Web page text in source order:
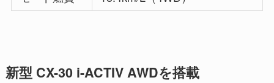
新型 CX-30 i-ACTIV AWDを搭載